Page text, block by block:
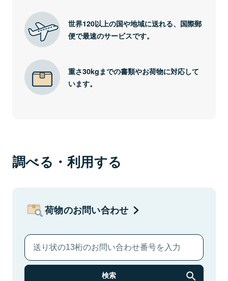
世界120以上の国や地域に送れる、国際郵
便で最速のサービスです。
重さ30kgまでの書類やお荷物に対応して
います。
調べる・利用する
荷物のお問い合わせ
検索